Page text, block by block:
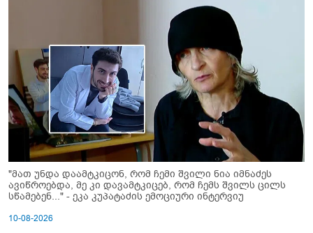
"მათ უნდა დაამტკიცონ, რომ ჩემი შვილი ნია იმნაძეს
ავიწროებდა, მე კი დავამტკიცებ, რომ ჩემს შვილს ცილს
სწამებენ..." - ეკა კუპატაძის ემოციური ინტერვიუ
10-08-2026